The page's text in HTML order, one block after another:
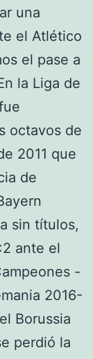
una
el Atlético
el pase a
la Liga de
octavos de
2011 que
de
sin títulos,
ante el
-
2016-
Borussia
perdió la